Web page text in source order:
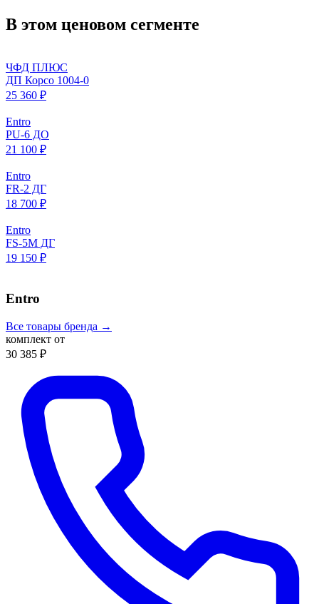
В этом ценовом сегменте
ЧФД ПЛЮС
ДП Корсо 1004-0
25 360 ₽
Entro
PU-6 ДО
21 100 ₽
Entro
FR-2 ДГ
18 700 ₽
Entro
FS-5M ДГ
19 150 ₽
Entro
Все товары бренда →
комплект от
30 385 ₽